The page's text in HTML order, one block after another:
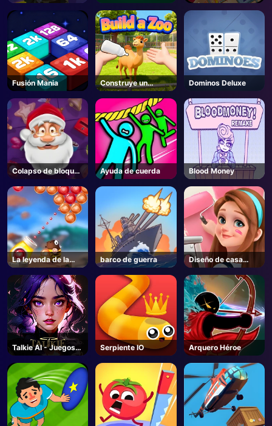
Clásico
Fusión Mania
Construye un
Zoológico- Roblox
Dominos Deluxe
Colapso de bloques
navideños
Ayuda de cuerda Blood Money
La leyenda de la
burbuja
barco de guerra
Diseño de casa
Dreamer
Talkie AI - Juegos
Unblocked
Serpiente IO Arquero Héroe